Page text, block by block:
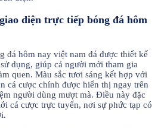
diện trực tiếp bóng đá hôm
đá hôm nay việt nam đá được thiết kế
dụng, giúp cả người mới tham gia
quen. Màu sắc tươi sáng kết hợp với
cá cược chính được hiển thị ngay trên
người dùng mượt mà. Điều này đặc
cá cược trực tuyến, nơi sự phức tạp có